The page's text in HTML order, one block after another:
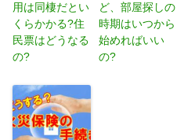
用は同棲だとい
くらかかる?住
民票はどうなる
の?
ど、部屋探しの
時期はいつから
始めればいい
の?